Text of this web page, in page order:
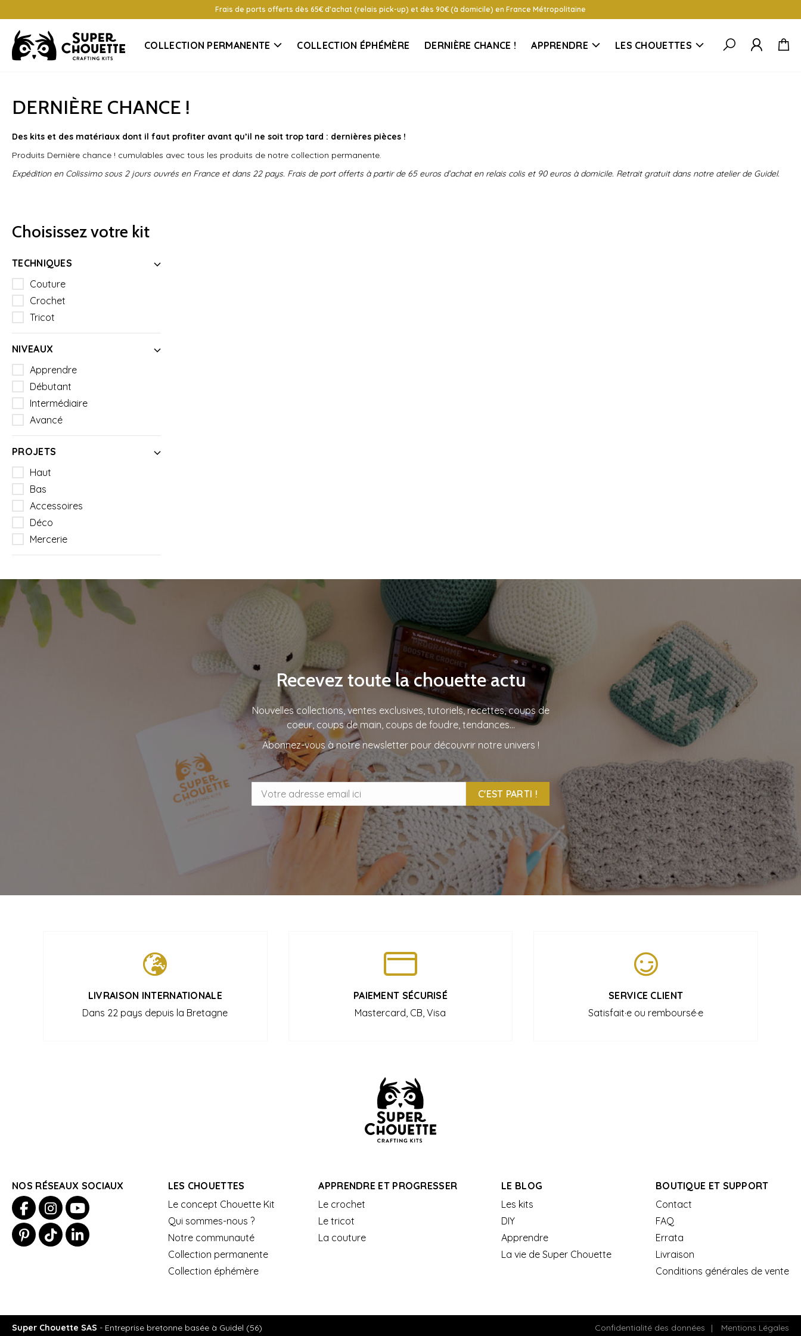
Frais de ports offerts dès 65€ d’achat (relais pick-up) et dès 90€ (à domicile) en France Métropolitaine
COLLECTION PERMANENTE COLLECTION ÉPHÉMÈRE DERNIÈRE CHANCE ! APPRENDRE LES CHOUETTES
DERNIÈRE CHANCE !
Des kits et des matériaux dont il faut profiter avant qu’il ne soit trop tard : dernières pièces !
Produits Dernière chance ! cumulables avec tous les produits de notre collection permanente.
Expédition en Colissimo sous 2 jours ouvrés en France et dans 22 pays. Frais de port offerts à partir de 65 euros d’achat en relais colis et 90 euros à domicile. Retrait gratuit dans notre atelier de Guidel.
Choisissez votre kit
TECHNIQUES
Couture
Crochet
Tricot
NIVEAUX
Apprendre
Débutant
Intermédiaire
Avancé
PROJETS
Haut
Bas
Accessoires
Déco
Mercerie
Recevez toute la chouette actu
Nouvelles collections, ventes exclusives, tutoriels, recettes, coups de
coeur, coups de main, coups de foudre, tendances…
Abonnez-vous à notre newsletter pour découvrir notre univers !
C'EST PARTI !
LIVRAISON INTERNATIONALE
Dans 22 pays depuis la Bretagne
PAIEMENT SÉCURISÉ
Mastercard, CB, Visa
SERVICE CLIENT
Satisfait·e ou remboursé·e
NOS RÉSEAUX SOCIAUX
LES CHOUETTES
Le concept Chouette Kit
Qui sommes-nous ?
Notre communauté
Collection permanente
Collection éphémère
APPRENDRE ET PROGRESSER
Le crochet
Le tricot
La couture
LE BLOG
Les kits
DIY
Apprendre
La vie de Super Chouette
BOUTIQUE ET SUPPORT
Contact
FAQ
Errata
Livraison
Conditions générales de vente
Super Chouette SAS - Entreprise bretonne basée à Guidel (56) Confidentialité des données Mentions Légales